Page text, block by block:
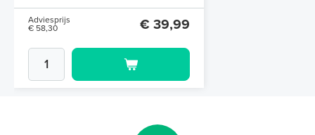
Adviesprijs
€ 58,30
€ 39,99